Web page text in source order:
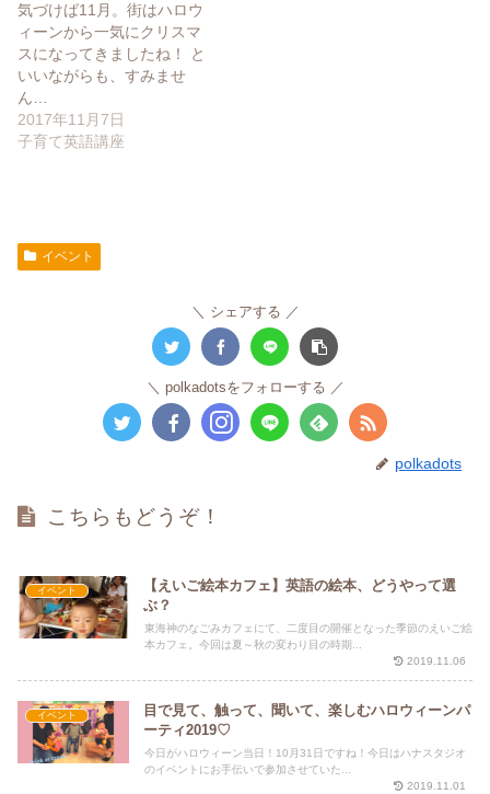
気づけば11月。街はハロウ
ィーンから一気にクリスマ
スになってきましたね！ と
いいながらも、すみませ
ん…
2017年11月7日
子育て英語講座
イベント
シェアする
polkadotsをフォローする
polkadots
こちらもどうぞ！
イベント
【えいご絵本カフェ】英語の絵本、どうやって選
ぶ？
東海神のなごみカフェにて、二度目の開催となった季節のえいご絵
本カフェ。今回は夏～秋の変わり目の時期...
2019.11.06
イベント
目で見て、触って、聞いて、楽しむハロウィーンパ
ーティ2019♡
今日がハロウィーン当日！10月31日ですね！今日はハナスタジオ
のイベントにお手伝いで参加させていた...
2019.11.01